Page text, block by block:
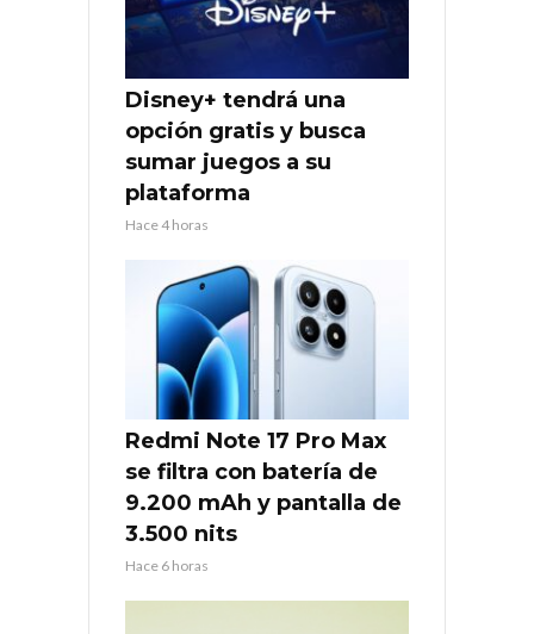
Disney+ tendrá una
opción gratis y busca
sumar juegos a su
plataforma
Hace 4 horas
Redmi Note 17 Pro Max
se filtra con batería de
9.200 mAh y pantalla de
3.500 nits
Hace 6 horas